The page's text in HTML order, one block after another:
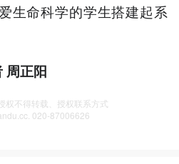
生命科学的学生搭建起系
周正阳
权不得转载、授权联系方式
020-87006626